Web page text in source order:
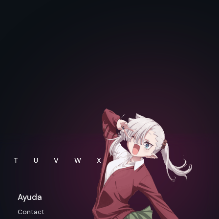
T U V W X Y
Ayuda
Contact